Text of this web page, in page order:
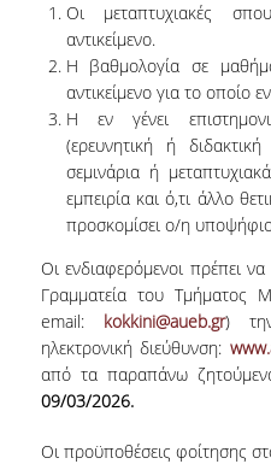
NEWS
CONTACT
Οι μεταπτυχιακές
αντικείμενο.
Η βαθμολογία σε
αντικείμενο για το οποίο
Η εν γένει
(ερευνητική ή
σεμινάρια ή
εμπειρία και ό,τι άλλο
προσκομίσει ο/η
Οι ενδιαφερόμενοι πρέπει
Γραμματεία του Τμήματος
email: kokkini@aueb.gr)
ηλεκτρονική διεύθυνση:
από τα παραπάνω
09/03/2026.
Οι προϋποθέσεις φοίτησης